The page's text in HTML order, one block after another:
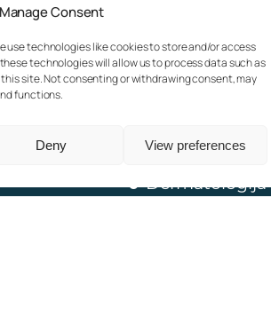
Manage Consent
use technologies like cookies to store and/or access
technologies will allow us to process data such as
site. Not consenting or withdrawing consent, may
functions.
Deny View preferences
Usluge:
Dermatologija